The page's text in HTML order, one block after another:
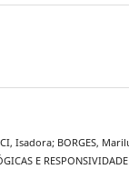
Isadora; BORGES,
E